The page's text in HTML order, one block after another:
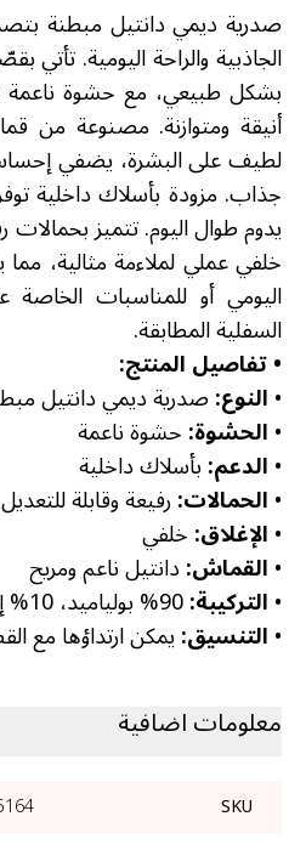
صدرية ديمي دانتيل مبطنة
الجاذبية والراحة اليومية.
بشكل طبيعي، مع حشوة ناعمة
أنيقة ومتوازنة. مصنوعة من
لطيف على البشرة، يضفي
جذاب. مزودة بأسلاك داخلية
يدوم طوال اليوم. تتميز بحمالات
خلفي عملي لملاءمة مثالية، مما
اليومي أو للمناسبات
السفلية المطابقة.
•تفاصيل المنتج:
•النوع:صدرية ديمي دانتيل
•الحشوة:حشوة ناعمة
•الدعم:بأسلاك داخلية
•الحمالات:رفيعة وقابلة للتعديل
•الإغلاق:خلفي
•القماش:دانتيل ناعم ومريح
•التركيبة:
•التنسيق:يمكن ارتداؤها مع
معلومات اضافية
SKU
config